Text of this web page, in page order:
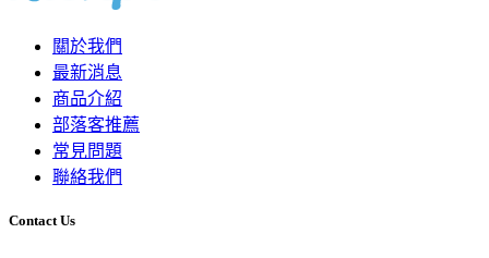
關於我們
最新消息
商品介紹
部落客推薦
常見問題
聯絡我們
Contact Us